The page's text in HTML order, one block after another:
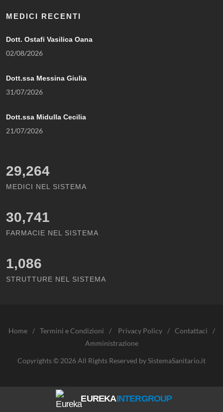
MEDICI RECENTI
Dott. Ostafi Vasilica Oana
02/08/2026
Dott.ssa Messina Giulia
31/07/2026
Dott.ssa Midulla Cecilia
21/07/2026
29,264
MEDICI NEL SISTEMA
30,741
FARMACIE NEL SISTEMA
1,086
STRUTTURE NEL SISTEMA
Home / Termini e Condizioni / Privacy Policy / Contattaci
/
Amministrazione
Copyrights © 2026 All Rights Reserved by SistemaSanitario.it
EUREKAINTERGROUP